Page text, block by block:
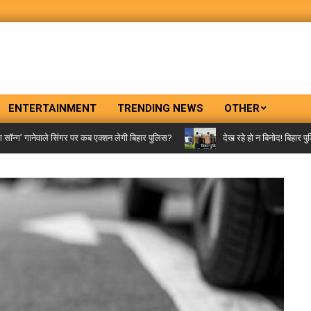
ENTERTAINMENT TRENDING NEWS OTHER
सिंगर पर कब एक्शन लेगी बिहार पुलिस? देख रहे हो न बिनोद! बिहार